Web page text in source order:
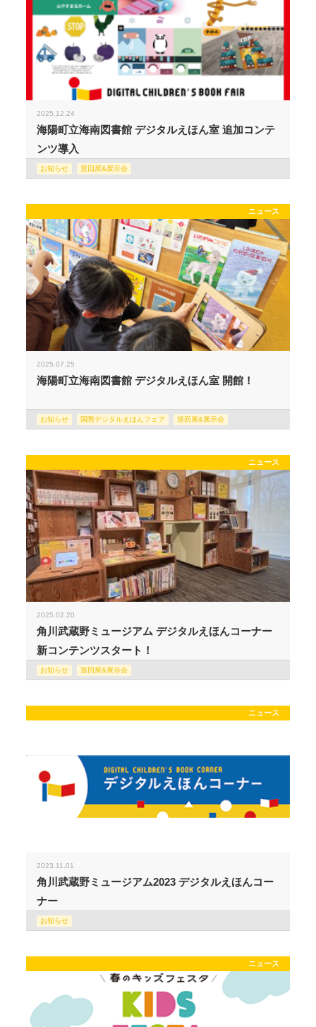
2025.12.24
海陽町立海南図書館 デジタルえほん室 追加コンテ
ンツ導入
お知らせ 巡回展&展示会
ニュース
2025.07.25
海陽町立海南図書館 デジタルえほん室 開館！
お知らせ 国際デジタルえほんフェア 巡回展&展示会
ニュース
2025.02.20
角川武蔵野ミュージアム デジタルえほんコーナー
新コンテンツスタート！
お知らせ 巡回展&展示会
ニュース
2023.11.01
角川武蔵野ミュージアム2023 デジタルえほんコー
ナー
お知らせ
ニュース